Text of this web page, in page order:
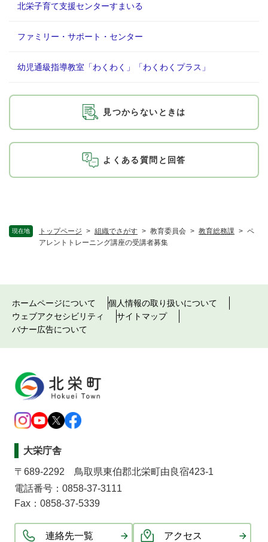
現在地 トップページ > 組織でさがす > 教育委員会 > 教育総務課 > ペ
アレントトレーニング講座の受講者募集
北栄子育て支援センターすまいる
ファミリー・サポート・センター
幼児通級指導教室「わくわく」「わくわくプラス」
見つからないときは
よくある質問と回答
ホームページについて
個人情報の取り扱いについて
ウェブアクセシビリティ
サイトマップ
バナー広告について
大栄庁舎
〒689-2292 鳥取県東伯郡北栄町由良宿423-1
電話番号：0858-37-3111
Fax：0858-37-5339
連絡先一覧 アクセス